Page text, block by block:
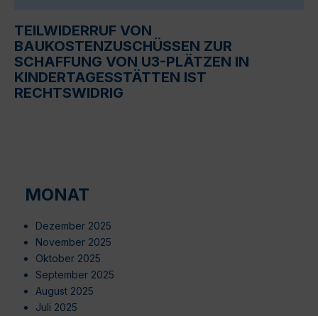
TEILWIDERRUF VON
BAUKOSTENZUSCHÜSSEN ZUR
SCHAFFUNG VON U3-PLÄTZEN IN
KINDERTAGESSTÄTTEN IST
RECHTSWIDRIG
MONAT
Dezember 2025
November 2025
Oktober 2025
September 2025
August 2025
Juli 2025